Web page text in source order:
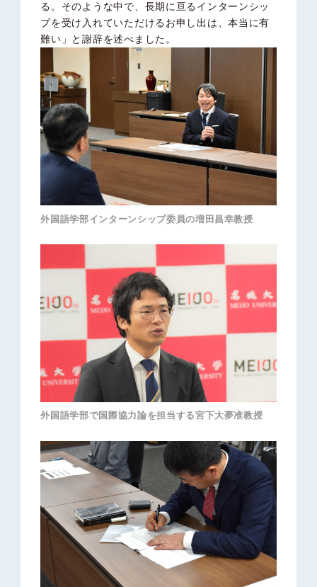
る。そのような中で、長期に亘るインターンシッ
プを受け入れていただけるお申し出は、本当に有
難い」と謝辞を述べました。
外国語学部インターンシップ委員の増田昌幸教授
外国語学部で国際協力論を担当する宮下大夢准教授